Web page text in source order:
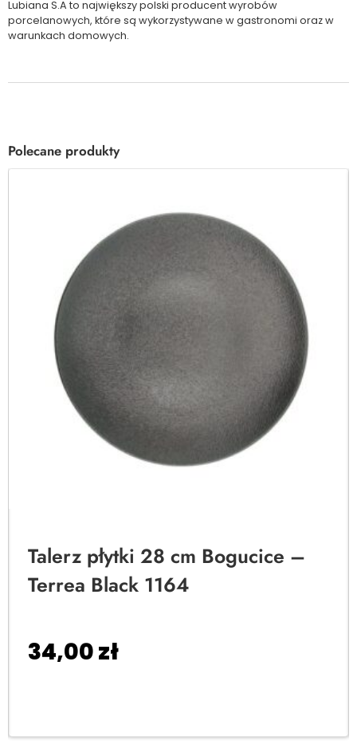
Lubiana S.A to największy polski producent wyrobów
porcelanowych, które są wykorzystywane w gastronomi oraz w
warunkach domowych.
Polecane produkty
Talerz płytki 28 cm Bogucice –
Terrea Black 1164
34,00zł